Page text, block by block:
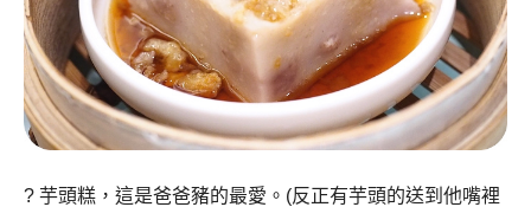
? 芋頭糕，這是爸爸豬的最愛。(反正有芋頭的送到他嘴裡